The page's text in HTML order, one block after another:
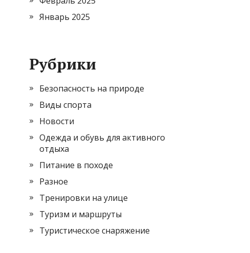
Январь 2025
Рубрики
Безопасность на природе
Виды спорта
Новости
Одежда и обувь для активного
отдыха
Питание в походе
Разное
Тренировки на улице
Туризм и маршруты
Туристическое снаряжение